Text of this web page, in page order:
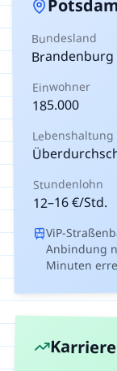
Bundesland
Brandenburg
Einwohner
185.000
Lebenshaltung
Stundenlohn
12–16€/Std.
ViP-
Anbindung
Minuten